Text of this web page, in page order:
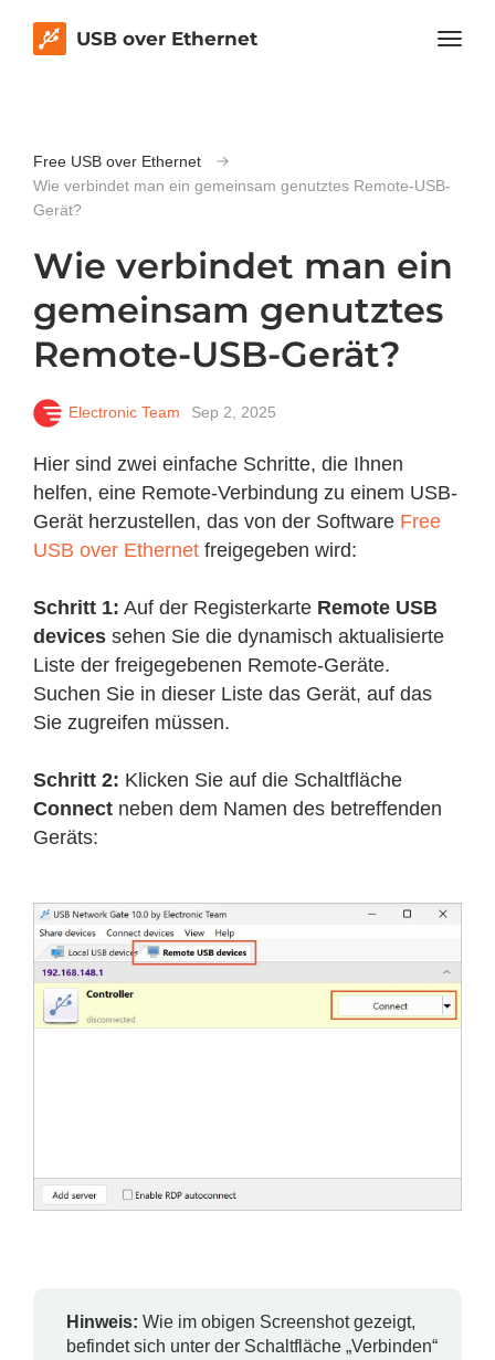
USB over Ethernet
Free USB over Ethernet
Wie verbindet man ein gemeinsam genutztes Remote-USB-
Gerät?
Wie verbindet man ein
gemeinsam genutztes
Remote-USB-Gerät?
Electronic Team Sep 2, 2025
Hier sind zwei einfache Schritte, die Ihnen
helfen, eine Remote-Verbindung zu einem USB-
Gerät herzustellen, das von der Software Free
USB over Ethernet freigegeben wird:
Schritt 1: Auf der Registerkarte Remote USB
devices sehen Sie die dynamisch aktualisierte
Liste der freigegebenen Remote-Geräte.
Suchen Sie in dieser Liste das Gerät, auf das
Sie zugreifen müssen.
Schritt 2: Klicken Sie auf die Schaltfläche
Connect neben dem Namen des betreffenden
Geräts:
Hinweis: Wie im obigen Screenshot gezeigt,
befindet sich unter der Schaltfläche „Verbinden“